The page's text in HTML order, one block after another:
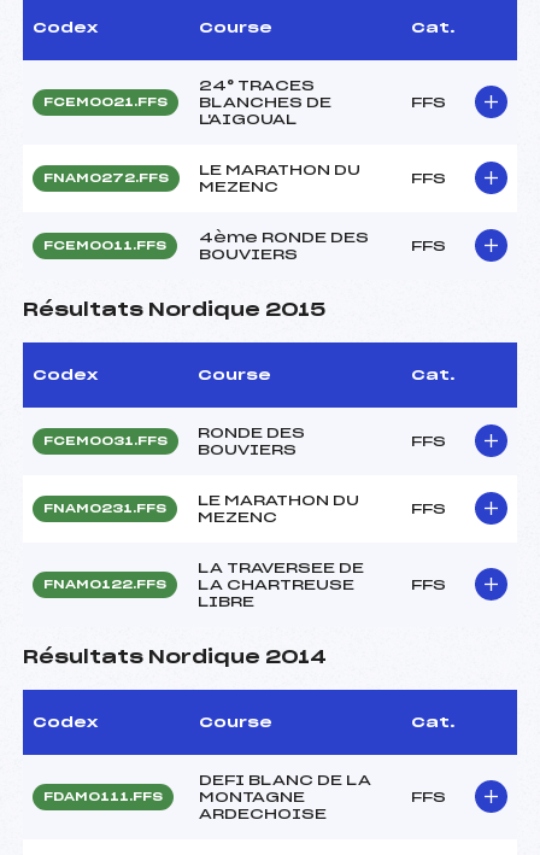
Codex Course Cat.
FCEM0021.FFS
24° TRACES
BLANCHES DE
L'AIGOUAL
FFS
FNAM0272.FFS
LE MARATHON DU
MEZENC
FFS
FCEM0011.FFS
4ème RONDE DES
BOUVIERS
FFS
Résultats Nordique 2015
Codex Course Cat.
FCEM0031.FFS
RONDE DES
BOUVIERS
FFS
FNAM0231.FFS
LE MARATHON DU
MEZENC
FFS
FNAM0122.FFS
LA TRAVERSEE DE
LA CHARTREUSE
LIBRE
FFS
Résultats Nordique 2014
Codex Course Cat.
FDAM0111.FFS
DEFI BLANC DE LA
MONTAGNE
ARDECHOISE
FFS